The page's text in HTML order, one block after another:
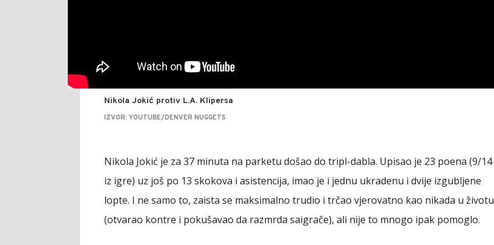
Nikola Jokić protiv L.A. Klipersa
IZVOR: YOUTUBE/DENVER NUGGETS
Nikola Jokić je za 37 minuta na parketu došao do tripl-dabla. Upisao je 23 poena (9/14
iz igre) uz još po 13 skokova i asistencija, imao je i jednu ukradenu i dvije izgubljene
lopte. I ne samo to, zaista se maksimalno trudio i trčao vjerovatno kao nikada u životu
(otvarao kontre i pokušavao da razmrda saigrače), ali nije to mnogo ipak pomoglo.